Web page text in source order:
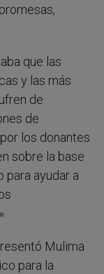
que las
y las más
de
de
los donantes
sobre la base
para ayudar a
Mulima
para la